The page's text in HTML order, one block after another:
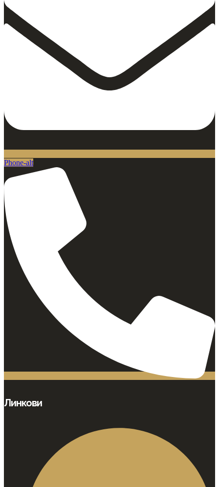
Phone-alt
Линкови